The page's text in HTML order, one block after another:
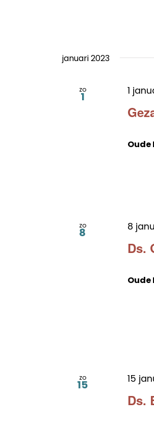
januari 2023
zo
1 1
Oude
zo
8
Ds.
8
Oude
zo
15
Ds.
15